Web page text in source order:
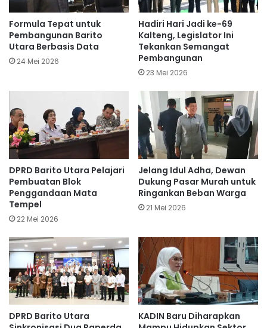
Formula Tepat untuk
Pembangunan Barito
Utara Berbasis Data
24 Mei 2026
Hadiri Hari Jadi ke-69
Kalteng, Legislator Ini
Tekankan Semangat
Pembangunan
23 Mei 2026
DPRD Barito Utara Pelajari
Pembuatan Blok
Penggandaan Mata
Tempel
22 Mei 2026
Jelang Idul Adha, Dewan
Dukung Pasar Murah untuk
Ringankan Beban Warga
21 Mei 2026
DPRD Barito Utara
KADIN Baru Diharapkan